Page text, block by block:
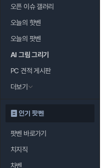
오픈 이슈 갤러리
오늘의 핫벤
오늘의 팟벤
AI 그림 그리기
PC 견적 게시판
더보기
인기 팟벤
팟벤 바로가기
치지직
차벤